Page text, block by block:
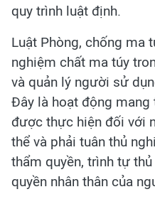
quy trình luật định.
Luật Phòng, chống ma
nghiệm chất ma túy
và quản lý người sử
Đây là hoạt động mang
được thực hiện đối với
thể và phải tuân thủ
thẩm quyền, trình tự
quyền nhân thân của